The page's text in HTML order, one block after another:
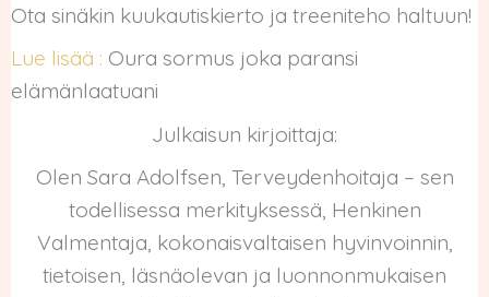
Ota sinäkin kuukautiskierto ja treeniteho haltuun!
Lue lisää : Oura sormus joka paransi
elämänlaatuani
Julkaisun kirjoittaja:
Olen Sara Adolfsen, Terveydenhoitaja – sen
todellisessa merkityksessä, Henkinen
Valmentaja, kokonaisvaltaisen hyvinvoinnin,
tietoisen, läsnäolevan ja luonnonmukaisen